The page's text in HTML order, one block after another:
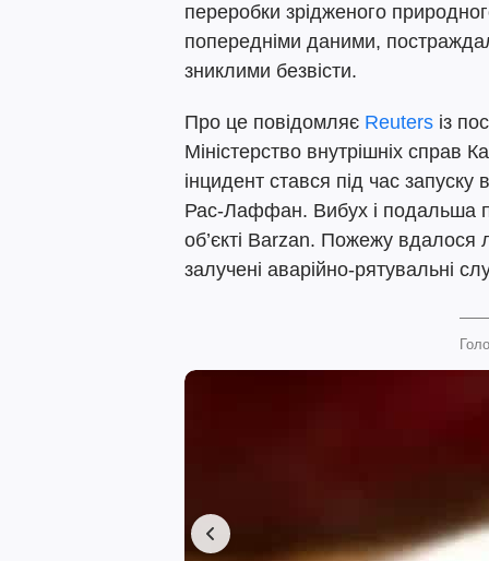
переробки зрідженого
попередніми даними,
зниклими безвісти.
Про це повідомляє Reuters із
Міністерство внутрішніх справ
інцидент стався під час
Рас-Лаффан. Вибух і подальша
об’єкті Barzan. Пожежу вдалося
залучені аварійно-рятувальні